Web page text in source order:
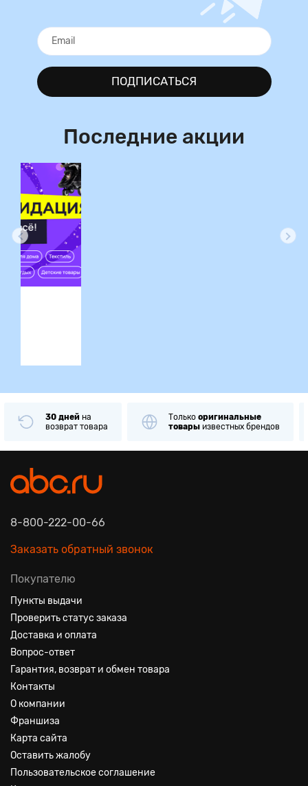
ПОДПИСАТЬСЯ
Последние акции
30 дней на
возврат товара
Только оригинальные
товары известных брендов
8-800-222-00-66
Заказать обратный звонок
Покупателю
Пункты выдачи
Проверить статус заказа
Доставка и оплата
Вопрос-ответ
Гарантия, возврат и обмен товара
Контакты
О компании
Франшиза
Карта сайта
Оставить жалобу
Пользовательское соглашение